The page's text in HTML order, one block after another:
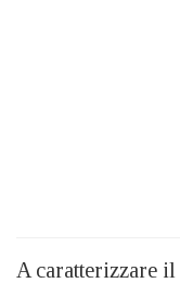
A caratterizzare il